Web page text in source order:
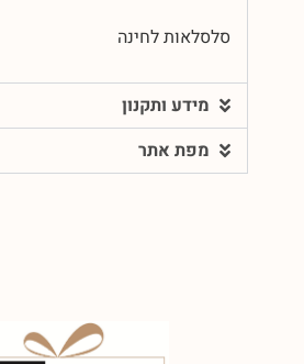
סלסלאות לחינה
מידע ותקנון
מפת אתר